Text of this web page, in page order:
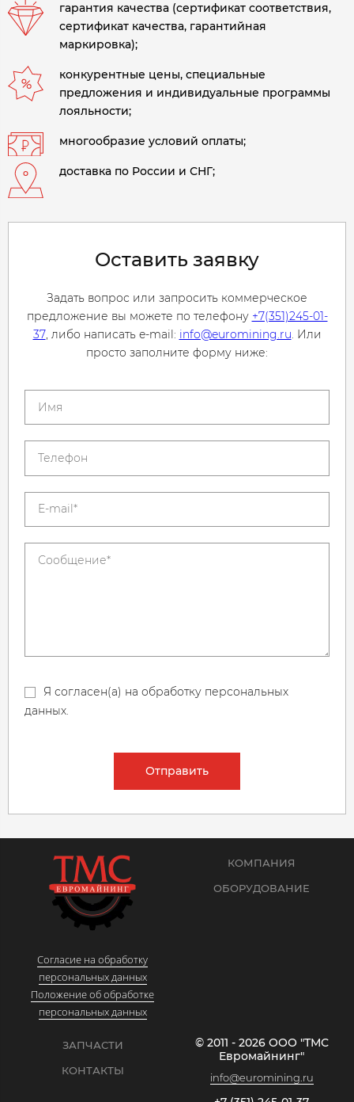
гарантия качества (сертификат соответствия,
сертификат качества, гарантийная
маркировка);
конкурентные цены, специальные
предложения и индивидуальные программы
лояльности;
многообразие условий оплаты;
доставка по России и СНГ;
Оставить заявку
Задать вопрос или запросить коммерческое
предложение вы можете по телефону +7(351)245-01-
37, либо написать e-mail: info@euromining.ru. Или
просто заполните форму ниже:
Я согласен(а) на обработку персональных
данных.
Отправить
Согласие на обработку
персональных данных
Положение об обработке
персональных данных
КОМПАНИЯ
ОБОРУДОВАНИЕ
ЗАПЧАСТИ
КОНТАКТЫ
© 2011 - 2026 ООО "ТМС
Евромайнинг"
info@euromining.ru